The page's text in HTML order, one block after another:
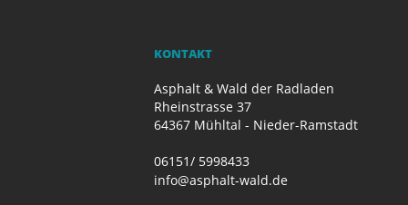
KONTAKT
Asphalt & Wald der Radladen
Rheinstrasse 37
64367 Mühltal - Nieder-Ramstadt
06151/ 5998433
info@asphalt-wald.de